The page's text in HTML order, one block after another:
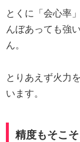
とくに「会心率
んぼあっても強
ん。
とりあえず火力
います。
精度もそこ